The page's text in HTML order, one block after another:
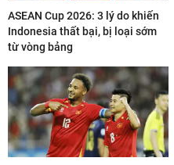
ASEAN Cup 2026: 3 lý do khiến
Indonesia thất bại, bị loại sớm
từ vòng bảng